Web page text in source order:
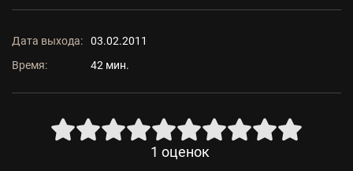
Дата выхода:
03.02.2011
Время:
42 мин.
1 оценок